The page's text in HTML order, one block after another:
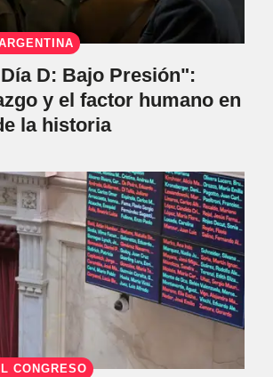
D: Bajo Presión":
y el factor humano en
la historia
CONGRESO